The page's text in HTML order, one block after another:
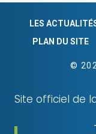
LES
PLAN DU SITE
©
Site officiel de